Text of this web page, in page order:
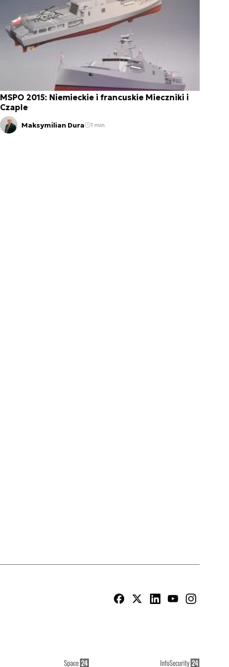
MSPO 2015: Niemieckie i francuskie Mieczniki i
Czaple
Maksymilian Dura 1 min.